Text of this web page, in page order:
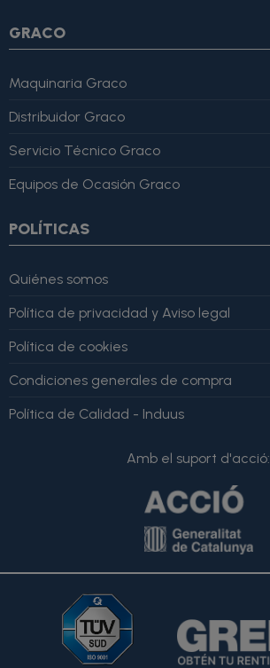
GRACO
Maquinaria Graco
Distribuidor Graco
Servicio Técnico Graco
Equipos de Ocasión Graco
POLÍTICAS
Quiénes somos
Política de privacidad y Aviso legal
Política de cookies
Condiciones generales de compra
Política de Calidad - Induus
Amb el suport d'acció: